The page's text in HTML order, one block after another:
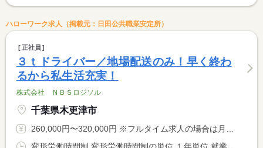
ハローワーク求人（掲載元：日田公共職業安定所）
正社員
３ｔドライバー／地場配送のみ！早く終わ
るから私生活充実！
株式会社 ＮＢＳロジソル
千葉県木更津市
260,000円〜320,000円 ※フルタイム求人の場合は月額（換算額）、パート求人の場合は時間額を表示しています。